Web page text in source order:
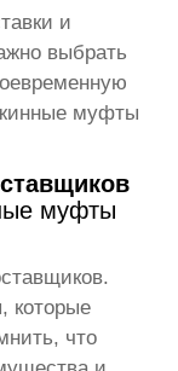
и
выбрать
муфты
муфты
которые
что